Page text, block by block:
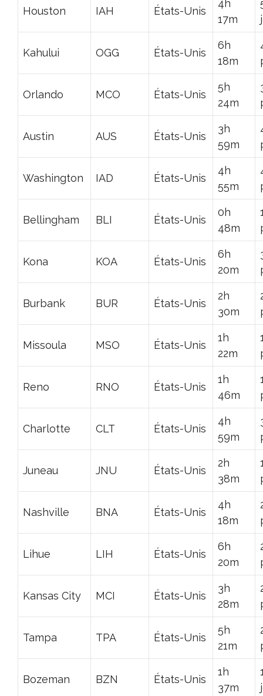
Houston IAH États-Unis
4h
17m
Kahului OGG États-Unis
6h
18m
Orlando MCO États-Unis
5h
24m
Austin AUS États-Unis
3h
59m
Washington IAD États-Unis
4h
55m
Bellingham BLI États-Unis
0h
48m
Kona KOA États-Unis
6h
20m
Burbank BUR États-Unis
2h
30m
Missoula MSO États-Unis
1h
22m
Reno RNO États-Unis
1h
46m
Charlotte CLT États-Unis
4h
59m
Juneau JNU États-Unis
2h
38m
Nashville BNA États-Unis
4h
18m
Lihue LIH États-Unis
6h
20m
Kansas City MCI États-Unis
3h
28m
Tampa TPA États-Unis
5h
21m
Bozeman BZN États-Unis
1h
37m